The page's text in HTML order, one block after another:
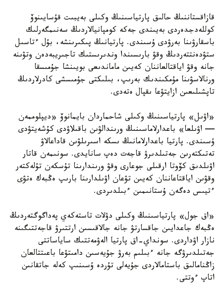
قازاقستاننىڭ حالىق پارتياسىنىڭ وكىلى بەيبىت قۇسايىنوۆ
كوللەدجدەردى بەيىندى جەكە كومپانيالاردىڭ سەنىمگەرلىك
باسقارۋىنا بەرۋدى ۇسىندى. پارتيانىڭ پىكىرىنشە، بۇل ءتاسىل
ستۋدەنتتەردىڭ وقۋ بارىسىندا وندىرىستىك تاجىريبەدەن وتۋىنە
جانە وقۋ اياقتالعاننان كەيىن ماماندىعى بويىنشا جۇمىسقا
ورنالاسۋىنا مۇمكىندىك بەرىپ، بىلىكتى جۇمىسشى كادرلاردىڭ
تاپشىلىعىن ازايتۋعا ىقپال ەتەدى.
«اۋىل» پارتياسىنىڭ وكىلى شاحماردان بايمانوۆ «ديپلوممەن
— اۋىلعا» باعدارلاماسىنىڭ ورىندالۋىن باقىلاۋدى كۇشەيتۋدى
ۇسىندى. پارتيا باعدارلامانىڭ ىسكە اسىرىلۋىن قاداعالاۋ
تەتىكتەرىن جەتىلدىرۋ قاجەت دەپ سانايدى. سونىمەن قاتار
اۋىلدىق كۆوتا ارقىلى جوعارى وقۋ ورىندارىنا تۇسكەن تۇلەكتەر
وقۋىن اياقتاعاننان كەيىن تۋعان اۋىلدارىنا بارىپ ەڭبەك ەتۋى
ءتيىس دەگەن ۇستانىمىن ءبىلدىردى.
«اق جول» پارتياسىنىڭ وكىلى دۋلات تاستەكەي پەداگوگتەردىڭ
ەڭبەك جاعدايىن جاقسارتۋ جانە جالاقىسىن ارتتىرۋ قاجەتتىگىنە
نازار اۋداردى. سونداي-اق پارتيا الەۋمەتتىك ساياساتتى
جەتىلدىرۋگە جانە ءبىلىم بەرۋ جۇيەسىن دامىتۋعا باعىتتالعان
زاڭنامالىق باستامالاردى جۇيەلى تۇردە ۇسىنىپ كەلە جاتقانىن
اتاپ ءوتتى.